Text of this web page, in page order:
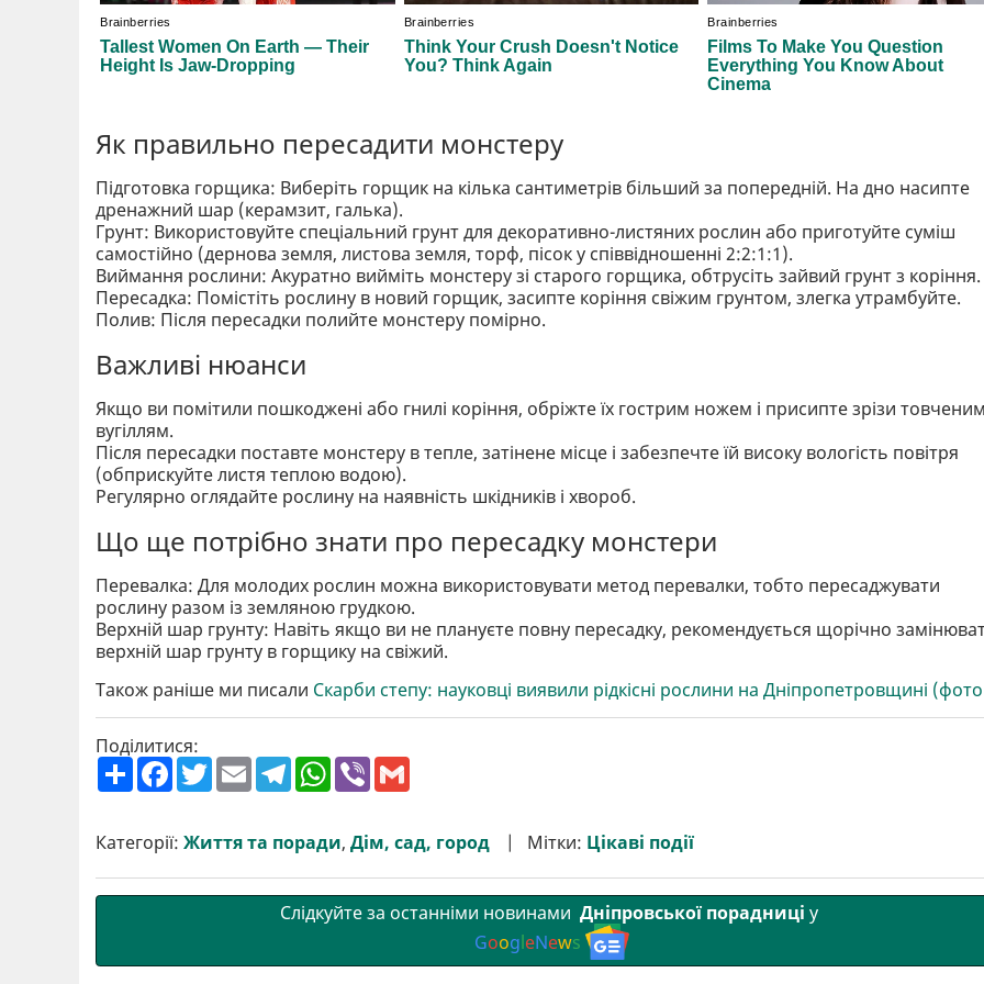
Як правильно пересадити монстеру
Підготовка горщика: Виберіть горщик на кілька сантиметрів більший за попередній. На дно насипте
дренажний шар (керамзит, галька).
Грунт: Використовуйте спеціальний грунт для декоративно-листяних рослин або приготуйте суміш
самостійно (дернова земля, листова земля, торф, пісок у співвідношенні 2:2:1:1).
Виймання рослини: Акуратно вийміть монстеру зі старого горщика, обтрусіть зайвий грунт з коріння.
Пересадка: Помістіть рослину в новий горщик, засипте коріння свіжим грунтом, злегка утрамбуйте.
Полив: Після пересадки полийте монстеру помірно.
Важливі нюанси
Якщо ви помітили пошкоджені або гнилі коріння, обріжте їх гострим ножем і присипте зрізи
вугіллям.
Після пересадки поставте монстеру в тепле, затінене місце і забезпечте їй високу вологість повітря
(обприскуйте листя теплою водою).
Регулярно оглядайте рослину на наявність шкідників і хвороб.
Що ще потрібно знати про пересадку монстери
Перевалка: Для молодих рослин можна використовувати метод перевалки, тобто пересаджувати
рослину разом із земляною грудкою.
Верхній шар грунту: Навіть якщо ви не плануєте повну пересадку, рекомендується щорічно
верхній шар грунту в горщику на свіжий.
Також раніше ми писали Скарби степу: науковці виявили рідкісні рослини на Дніпропетровщині
Поділитися:
П
о
р
и
F
a
b
o
T
w
t
e
E
m
l
T
e
g
r
W
h
s
A
V
r l
Категорії: Життя та поради, Дім, сад, город Мітки: Цікаві події
Слідкуйте за останніми новинами Дніпровської порадниці у
GoogleNews